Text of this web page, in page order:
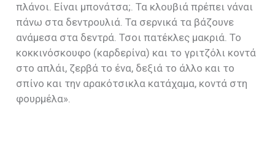
πλάνοι. Είναι μπονάτσα;. Τα κλουβιά πρέπει νάναι
πάνω στα δεντρουλιά. Τα σερνικά τα βάζουνε
ανάμεσα στα δεντρά. Τσοι πατέκλες μακριά. Το
κοκκινόσκουφο (καρδερίνα) και το γριτζόλι κοντά
στο απλάι, ζερβά το ένα, δεξιά το άλλο και το
σπίνο και την αρακότσικλα κατάχαμα, κοντά στη
φουρμέλα».